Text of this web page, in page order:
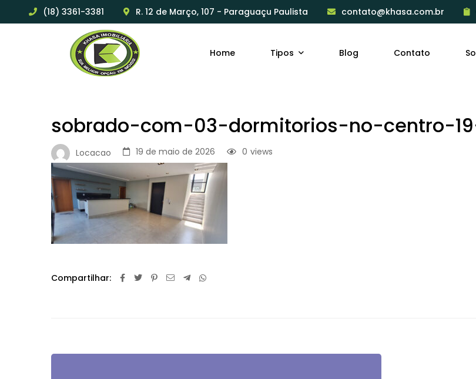
(18) 3361-3381 R. 12 de Março, 107 - Paraguaçu Paulista contato@khasa.com.br
Home Tipos Blog Contato
sobrado-com-03-dormitorios-no-centro-19-
Locacao 19 de maio de 2026 views
0
Compartilhar: